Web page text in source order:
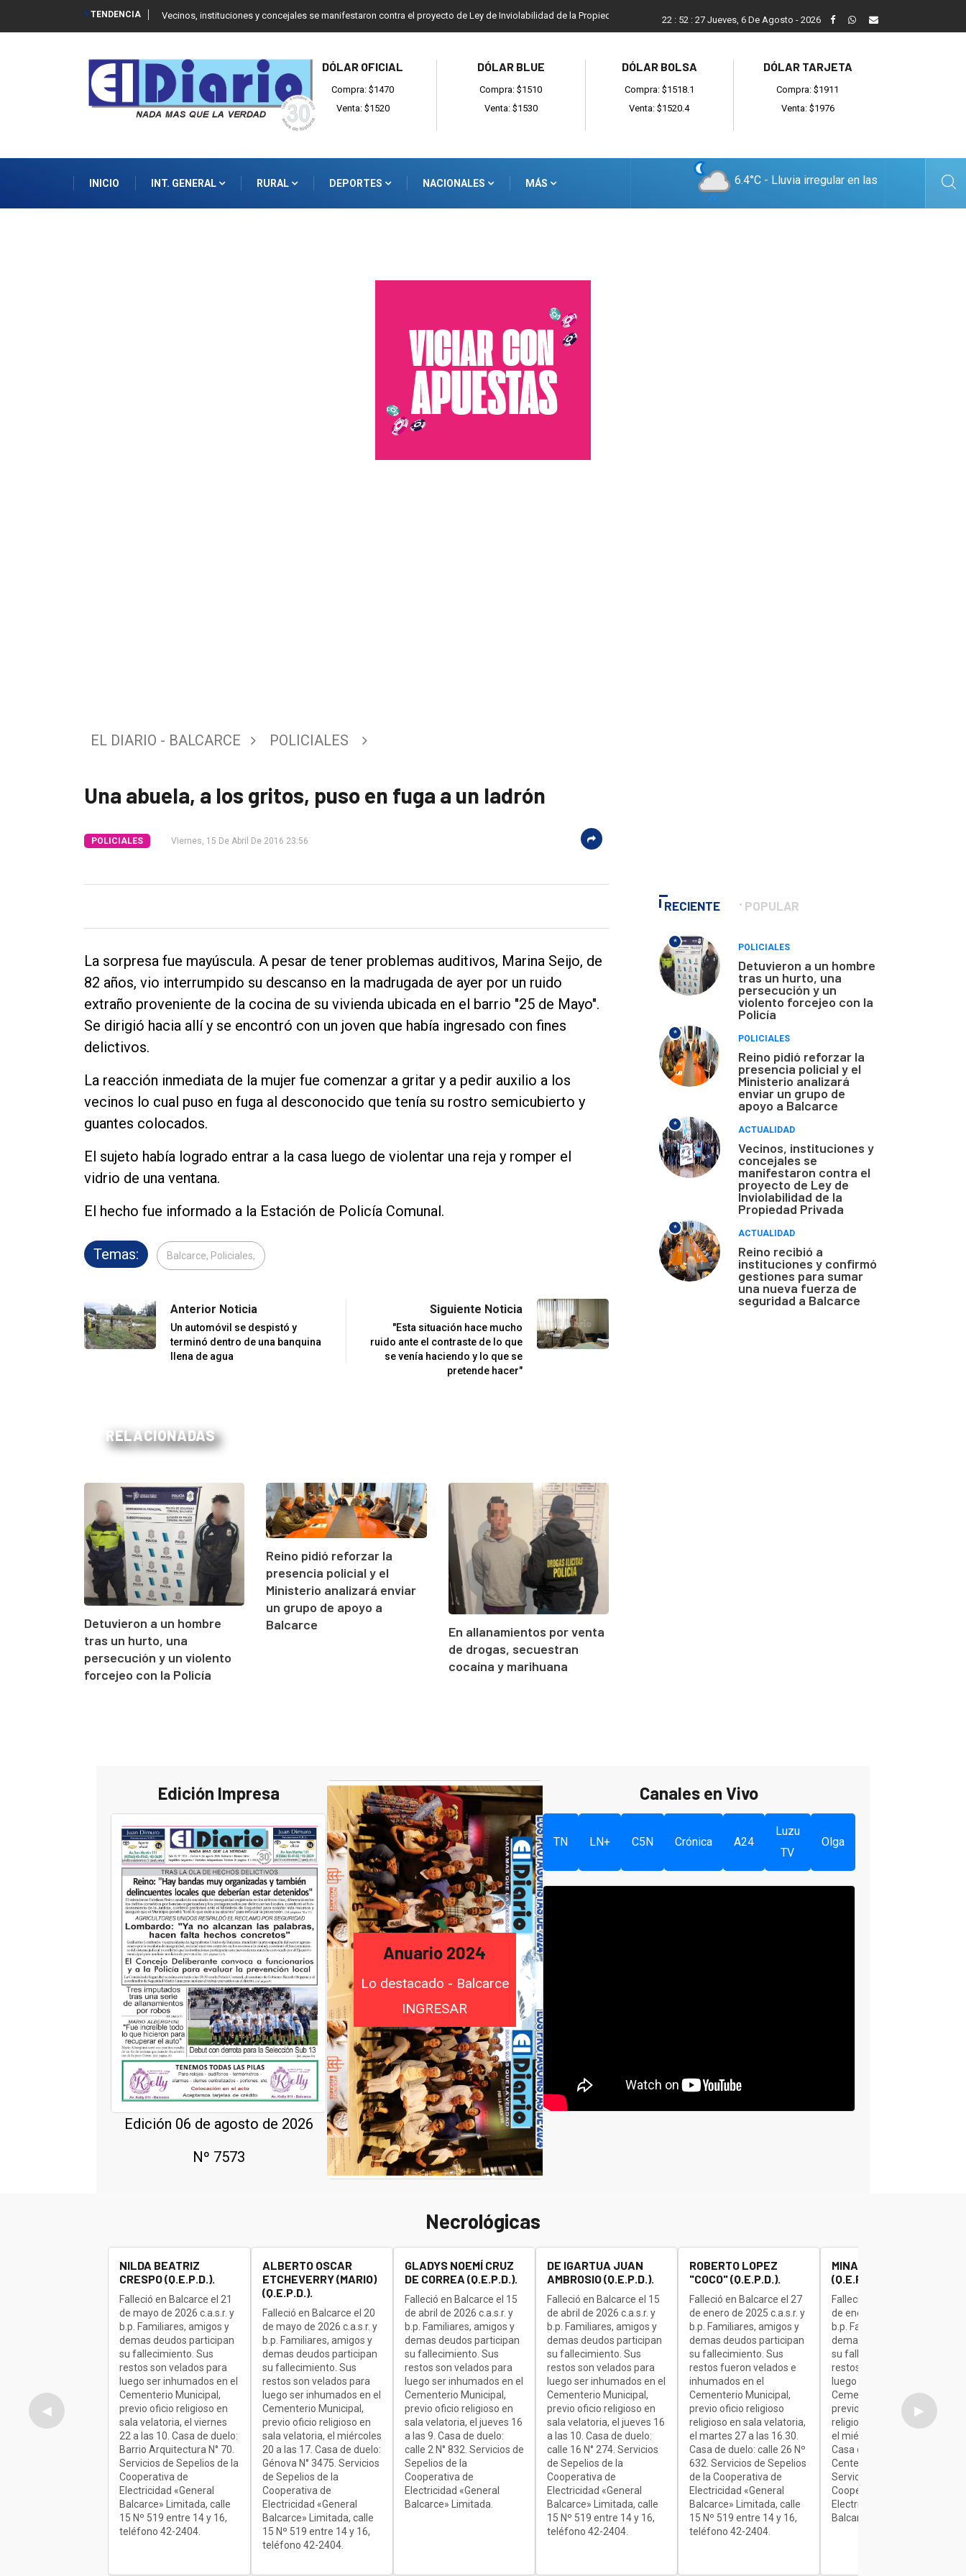
TENDENCIA Vecinos, instituciones y concejales se manifestaron contra el proyecto de Ley de Inviolabilidad de la Propiedad Privada Reino recibió a instituciones y confirmó gestiones para
22 : 52 : 28 Jueves, 6 De Agosto - 2026
DÓLAR OFICIAL
Compra: $1470
Venta: $1520
DÓLAR BLUE
Compra: $1510
Venta: $1530
DÓLAR BOLSA
Compra: $1518.1
Venta: $1520.4
DÓLAR TARJETA
Compra: $1911
Venta: $1976
INICIO INT. GENERAL RURAL DEPORTES NACIONALES MÁS 6.4°C - Lluvia irregular en las
Entrevistas
Deportes
Empresa
Nosotros
Contacto
EL DIARIO - BALCARCE POLICIALES
Una abuela, a los gritos, puso en fuga a un ladrón
POLICIALES Viernes, 15 De Abril De 2016 23:56
La sorpresa fue mayúscula. A pesar de tener problemas auditivos, Marina Seijo, de
82 años, vio interrumpido su descanso en la madrugada de ayer por un ruido
extraño proveniente de la cocina de su vivienda ubicada en el barrio "25 de Mayo".
Se dirigió hacia allí y se encontró con un joven que había ingresado con fines
delictivos.
La reacción inmediata de la mujer fue comenzar a gritar y a pedir auxilio a los
vecinos lo cual puso en fuga al desconocido que tenía su rostro semicubierto y
guantes colocados.
El sujeto había logrado entrar a la casa luego de violentar una reja y romper el
vidrio de una ventana.
El hecho fue informado a la Estación de Policía Comunal.
Temas: Balcarce, Policiales,
Anterior Noticia
Un automóvil se despistó y
terminó dentro de una banquina
llena de agua
Siguiente Noticia
"Esta situación hace mucho
ruido ante el contraste de lo que
se venía haciendo y lo que se
pretende hacer"
RELACIONADAS
Detuvieron a un hombre
tras un hurto, una
persecución y un violento
forcejeo con la Policía
Reino pidió reforzar la
presencia policial y el
Ministerio analizará enviar
un grupo de apoyo a
Balcarce
En allanamientos por venta
de drogas, secuestran
cocaína y marihuana
RECIENTE POPULAR
*
POLICIALES
Detuvieron a un hombre
tras un hurto, una
persecución y un
violento forcejeo con la
Policía
*
POLICIALES
Reino pidió reforzar la
presencia policial y el
Ministerio analizará
enviar un grupo de
apoyo a Balcarce
*
ACTUALIDAD
Vecinos, instituciones y
concejales se
manifestaron contra el
proyecto de Ley de
Inviolabilidad de la
Propiedad Privada
*
ACTUALIDAD
Reino recibió a
instituciones y confirmó
gestiones para sumar
una nueva fuerza de
seguridad a Balcarce
Edición Impresa
Edición 06 de agosto de 2026
Nº 7573
Anuario 2024
Lo destacado - Balcarce
INGRESAR
Canales en Vivo
TN LN+ C5N Crónica A24
Luzu
TV
Olga
Necrológicas
◀
NILDA BEATRIZ
CRESPO (Q.E.P.D.).
Falleció en Balcarce el 21
de mayo de 2026 c.a.s.r. y
b.p. Familiares, amigos y
demas deudos participan
su fallecimiento. Sus
restos son velados para
luego ser inhumados en el
Cementerio Municipal,
previo oficio religioso en
sala velatoria, el viernes
22 a las 10. Casa de duelo:
Barrio Arquitectura N° 70.
Servicios de Sepelios de la
Cooperativa de
Electricidad «General
Balcarce» Limitada, calle
15 Nº 519 entre 14 y 16,
teléfono 42-2404.
ALBERTO OSCAR
ETCHEVERRY (MARIO)
(Q.E.P.D.).
Falleció en Balcarce el 20
de mayo de 2026 c.a.s.r. y
b.p. Familiares, amigos y
demas deudos participan
su fallecimiento. Sus
restos son velados para
luego ser inhumados en el
Cementerio Municipal,
previo oficio religioso en
sala velatoria, el miércoles
20 a las 17. Casa de duelo:
Génova N° 3475. Servicios
de Sepelios de la
Cooperativa de
Electricidad «General
Balcarce» Limitada, calle
15 Nº 519 entre 14 y 16,
teléfono 42-2404.
GLADYS NOEMÍ CRUZ
DE CORREA (Q.E.P.D.).
Falleció en Balcarce el 15
de abril de 2026 c.a.s.r. y
b.p. Familiares, amigos y
demas deudos participan
su fallecimiento. Sus
restos son velados para
luego ser inhumados en el
Cementerio Municipal,
previo oficio religioso en
sala velatoria, el jueves 16
a las 9. Casa de duelo:
calle 2 N° 832. Servicios de
Sepelios de la
Cooperativa de
Electricidad «General
Balcarce» Limitada.
DE IGARTUA JUAN
AMBROSIO (Q.E.P.D.).
Falleció en Balcarce el 15
de abril de 2026 c.a.s.r. y
b.p. Familiares, amigos y
demas deudos participan
su fallecimiento. Sus
restos son velados para
luego ser inhumados en el
Cementerio Municipal,
previo oficio religioso en
sala velatoria, el jueves 16
a las 10. Casa de duelo:
calle 16 N° 274. Servicios
de Sepelios de la
Cooperativa de
Electricidad «General
Balcarce» Limitada, calle
15 Nº 519 entre 14 y 16,
teléfono 42-2404.
ROBERTO LOPEZ
"COCO" (Q.E.P.D.).
Falleció en Balcarce el 27
de enero de 2025 c.a.s.r. y
b.p. Familiares, amigos y
demas deudos participan
su fallecimiento. Sus
restos fueron velados e
inhumados en el
Cementerio Municipal,
previo oficio religioso
religioso en sala velatoria,
el martes 27 a las 16.30.
Casa de duelo: calle 26 Nº
632. Servicios de Sepelios
de la Cooperativa de
Electricidad «General
Balcarce» Limitada, calle
15 Nº 519 entre 14 y 16,
teléfono 42-2404.
MINAUDO JOSE "BETA"
(Q.E.P.D.).
Falleció en Balcarce el 27
de enero de 2025 c.a.s.r. y
b.p. Familiares, amigos y
demas deudos participan
su fallecimiento. Sus
restos son velados para
luego ser inhumados en el
Cementerio Municipal,
previo oficio religioso
religioso en sala velatoria,
el miércoles de 7 a 9.30.
Casa de duelo: Av.
Centenario Nº 1840.
Servicios de Sepelios de la
Cooperativa de
Electricidad «General
Balcarce» Limitada.
▶